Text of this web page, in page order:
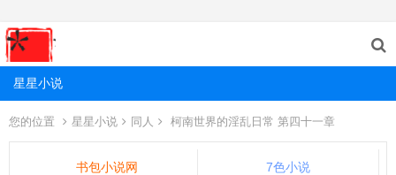
星星小说
您的位置 星星小说 同人 柯南世界的淫乱日常 第四十一章
书包小说网 7色小说